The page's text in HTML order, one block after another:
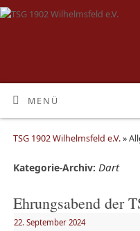
MENÜ
TSG 1902 Wilhelmsfeld e.V.»
Kategorie-Archiv: Dart
Ehrungsabend der
22. September 2024